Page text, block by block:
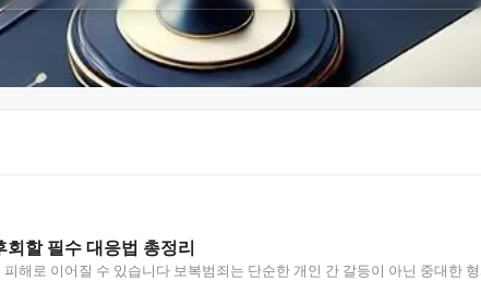
회할 필수 대응법 총정리
해로 이어질 수 있습니다 보복범죄는 단순한 개인 간 갈등이 아닌 중대한